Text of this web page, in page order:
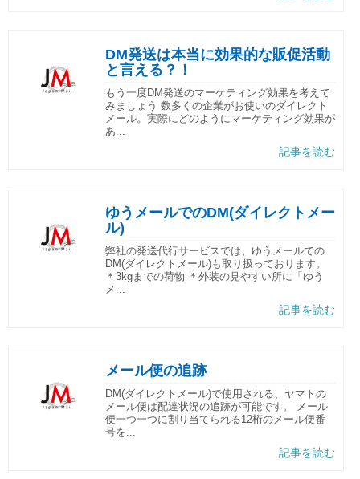
DM発送は本当に効果的な販促活動
と言える？！
もう一度DM発送のマーケティング効果を考えて
みましょう 数多くの企業がお使いのダイレクト
メール。実際にどのようにマーケティング効果が
あ...
記事を読む
ゆうメールでのDM(ダイレクトメー
ル)
弊社の発送代行サービスでは、ゆうメールでの
DM(ダイレクトメール)も取り扱っております。
＊3kgまでの荷物 ＊外装の見やすい所に「ゆう
メ...
記事を読む
メール便の追跡
DM(ダイレクトメール)で使用される、ヤマトの
メール便は配達状況の追跡が可能です。 メール
便一つ一つに割り当てられる12桁のメール便番
号を...
記事を読む